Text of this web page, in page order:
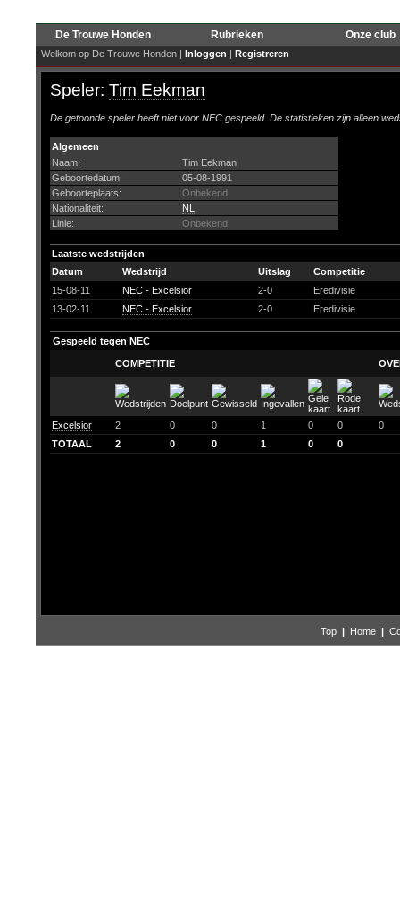
De Trouwe Honden Rubrieken Onze club
Welkom op De Trouwe Honden | Inloggen | Registreren
Speler: Tim Eekman
De getoonde speler heeft niet voor NEC gespeeld. De statistieken zijn alleen
Algemeen
Naam:
Tim Eekman
Geboortedatum:
05-08-1991
Geboorteplaats:
Onbekend
Nationaliteit:
NL
Linie:
Onbekend
Laatste wedstrijden
Datum
Wedstrijd Uitslag
Competitie
15-08-11
NEC - Excelsior 2-0
Eredivisie
13-02-11
NEC - Excelsior 2-0 Eredivisie
Gespeeld tegen NEC
COMPETITIE
Excelsior 2 0 0 1 0 0
0
TOTAAL
2 0 0 1 0 0
Top | Home |